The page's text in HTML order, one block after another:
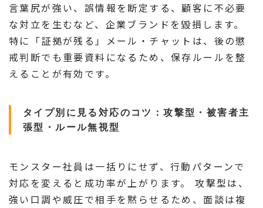
言葉尻が強い、誤情報を断定する、顧客に不必要
な対立を生むなど、企業ブランドを毀損します。
特に「証拠が残る」メール・チャットは、後の懲
戒判断でも重要資料になるため、保存ルールを整
えることが有効です。
タイプ別に見る対応のコツ：攻撃型・被害者主
張型・ルール無視型
モンスター社員は一括りにせず、行動パターンで
対応を変えると成功率が上がります。 攻撃型は、
強い口調や威圧で相手を黙らせるため、面談は複